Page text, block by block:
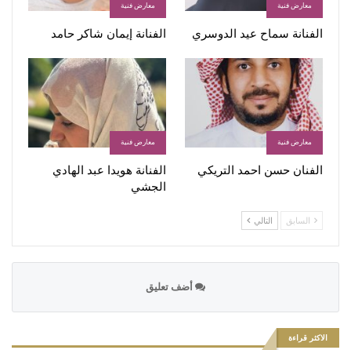
معارض فنية
الفنانة سماح عيد الدوسري
معارض فنية
الفنانة إيمان شاكر حامد
معارض فنية
الفنان حسن احمد التريكي
معارض فنية
الفنانة هويدا عبد الهادي
الجشي
السابق التالي
أضف تعليق
الاكثر قراءة